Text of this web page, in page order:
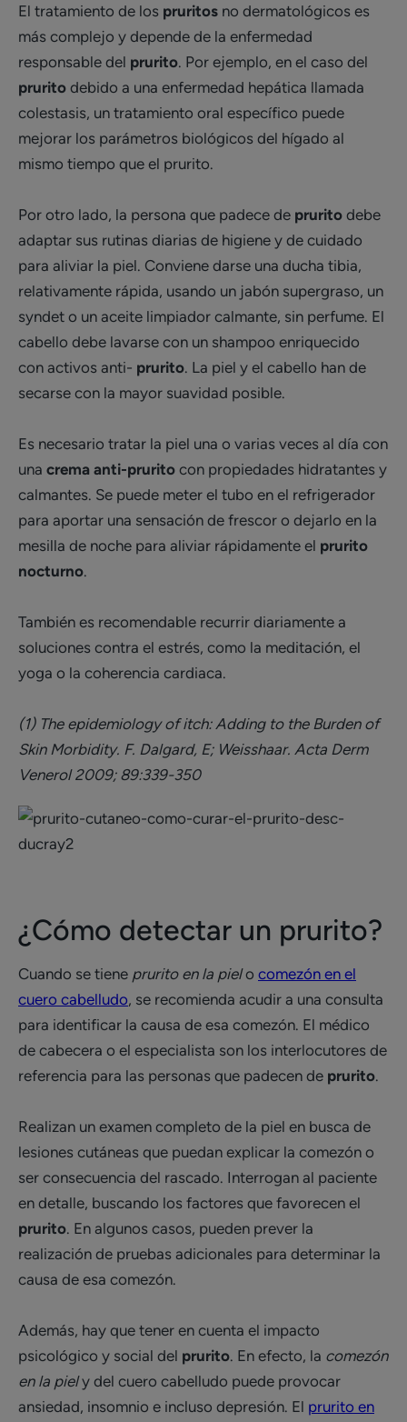
El tratamiento de los pruritos no dermatológicos es
más complejo y depende de la enfermedad
responsable del prurito. Por ejemplo, en el caso del
prurito debido a una enfermedad hepática llamada
colestasis, un tratamiento oral específico puede
mejorar los parámetros biológicos del hígado al
mismo tiempo que el prurito.
Por otro lado, la persona que padece de prurito debe
adaptar sus rutinas diarias de higiene y de cuidado
para aliviar la piel. Conviene darse una ducha tibia,
relativamente rápida, usando un jabón supergraso, un
syndet o un aceite limpiador calmante, sin perfume. El
cabello debe lavarse con un shampoo enriquecido
con activos anti- prurito. La piel y el cabello han de
secarse con la mayor suavidad posible.
Es necesario tratar la piel una o varias veces al día con
una crema anti-prurito con propiedades hidratantes y
calmantes. Se puede meter el tubo en el refrigerador
para aportar una sensación de frescor o dejarlo en la
mesilla de noche para aliviar rápidamente el prurito
nocturno.
También es recomendable recurrir diariamente a
soluciones contra el estrés, como la meditación, el
yoga o la coherencia cardiaca.
(1) The epidemiology of itch: Adding to the Burden of
Skin Morbidity. F. Dalgard, E; Weisshaar. Acta Derm
Venerol 2009; 89:339-350
¿Cómo detectar un prurito?
Cuando se tiene prurito en la pielo comezón en el
cuero cabelludo, se recomienda acudir a una consulta
para identificar la causa de esa comezón. El médico
de cabecera o el especialista son los interlocutores de
referencia para las personas que padecen de prurito.
Realizan un examen completo de la piel en busca de
lesiones cutáneas que puedan explicar la comezón o
ser consecuencia del rascado. Interrogan al paciente
en detalle, buscando los factores que favorecen el
prurito. En algunos casos, pueden prever la
realización de pruebas adicionales para determinar la
causa de esa comezón.
Además, hay que tener en cuenta el impacto
psicológico y social del prurito. En efecto, la comezón
en la piely del cuero cabelludo puede provocar
ansiedad, insomnio e incluso depresión. El prurito en